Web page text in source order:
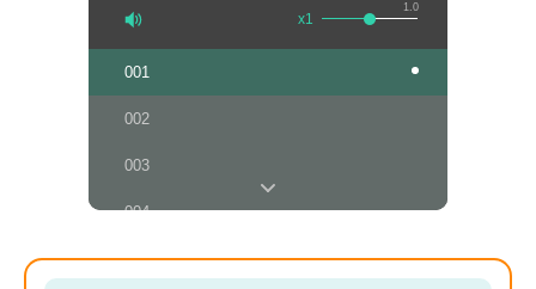
1.0
x1
001
002
003
004
005